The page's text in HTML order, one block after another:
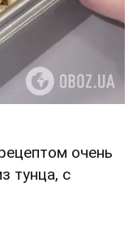
очень
тунца, с